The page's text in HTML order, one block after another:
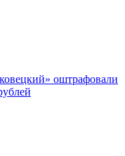
оштрафовали